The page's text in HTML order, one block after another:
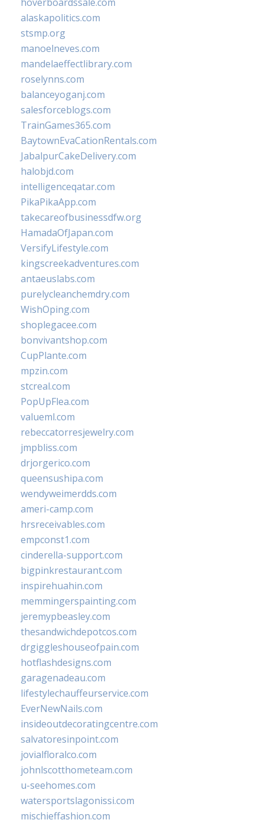
alaskapolitics.com
stsmp.org
manoelneves.com
mandelaeffectlibrary.com
roselynns.com
balanceyoganj.com
salesforceblogs.com
TrainGames365.com
BaytownEvaCationRentals.com
JabalpurCakeDelivery.com
halobjd.com
intelligenceqatar.com
PikaPikaApp.com
takecareofbusinessdfw.org
HamadaOfJapan.com
VersifyLifestyle.com
kingscreekadventures.com
antaeuslabs.com
purelycleanchemdry.com
WishOping.com
shoplegacee.com
bonvivantshop.com
CupPlante.com
mpzin.com
stcreal.com
PopUpFlea.com
valueml.com
rebeccatorresjewelry.com
jmpbliss.com
drjorgerico.com
queensushipa.com
wendyweimerdds.com
ameri-camp.com
hrsreceivables.com
empconst1.com
cinderella-support.com
bigpinkrestaurant.com
inspirehuahin.com
memmingerspainting.com
jeremypbeasley.com
thesandwichdepotcos.com
drgiggleshouseofpain.com
hotflashdesigns.com
garagenadeau.com
lifestylechauffeurservice.com
EverNewNails.com
insideoutdecoratingcentre.com
salvatoresinpoint.com
jovialfloralco.com
johnlscotthometeam.com
u-seehomes.com
watersportslagonissi.com
mischieffashion.com